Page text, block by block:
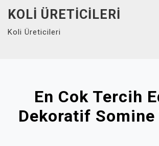
content
KOLI ÜRETICILERI
Koli Üreticileri
En Cok Tercih
Dekoratif